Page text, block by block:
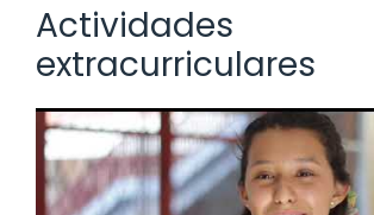
Actividades
extracurriculares